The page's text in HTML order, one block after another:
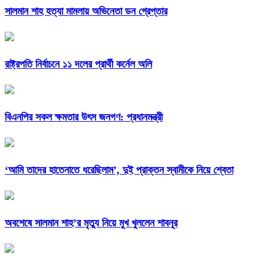
সালমান শাহ হত্যা মামলায় অভিনেতা ডন গ্রেপ্তার
রাষ্ট্রপতি নির্বাচনে ১১ দলের প্রার্থী কর্নেল অলি
বিএনপির সকল ক্ষমতার উৎস জনগণ: প্রধানমন্ত্রী
‘আমি তাদের হাতেনাতে ধরেছিলাম’, দুই প্রাক্তন স্বামীকে নিয়ে শ্বেতা
অবশেষে সালমান শাহ’র মৃত্যু নিয়ে মুখ খুললেন শাবনূর